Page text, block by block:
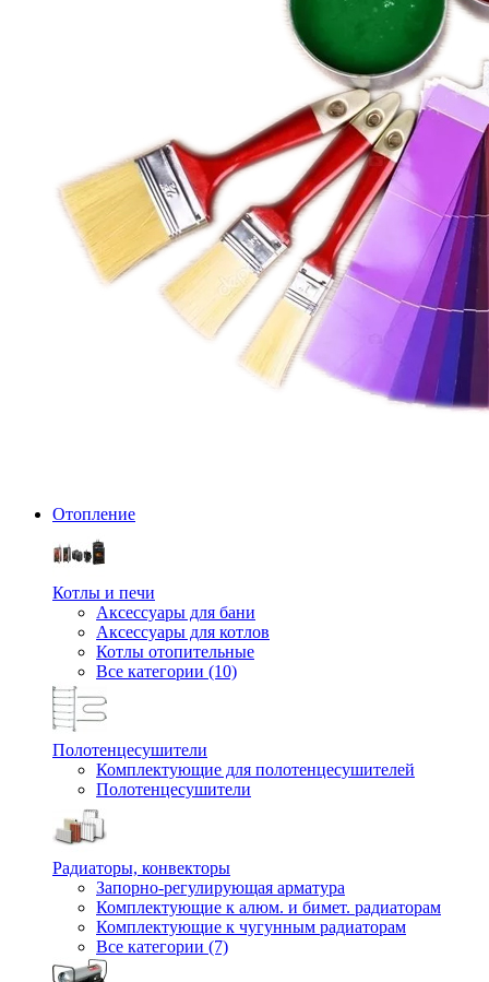
Отопление
Котлы и печи
Аксессуары для бани
Аксессуары для котлов
Котлы отопительные
Все категории (10)
Полотенцесушители
Комплектующие для полотенцесушителей
Полотенцесушители
Радиаторы, конвекторы
Запорно-регулирующая арматура
Комплектующие к алюм. и бимет. радиаторам
Комплектующие к чугунным радиаторам
Все категории (7)